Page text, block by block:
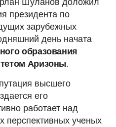
президента по
зарубежных
день начата
образования
Аризоны.
высшего
его
работает над
перспективных ученых